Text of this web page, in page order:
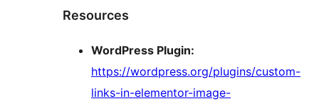
Resources
WordPress Plugin:
https://wordpress.org/plugins/custom-
links-in-elementor-image-